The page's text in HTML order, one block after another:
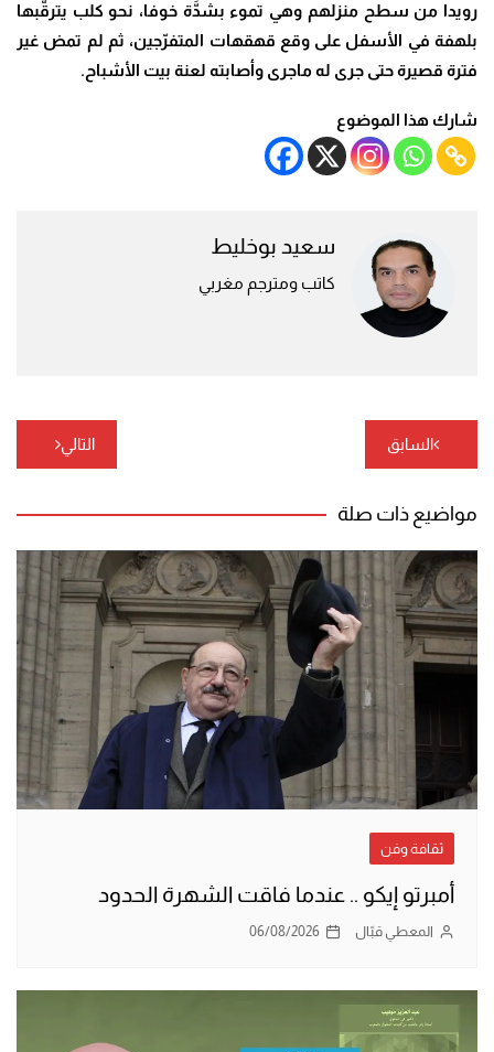
رويدا من سطح منزلهم وهي تموء بشدَّة خوفا، نحو كلب يترقَّبها
بلهفة في الأسفل على وقع قهقهات المتفرّجين، ثم لم تمض غير
فترة قصيرة حتى جرى له ماجرى وأصابته لعنة بيت الأشباح.
شارك هذا الموضوع
سعيد بوخليط
كاتب ومترجم مغربي
تصفّح
المقالات
السابق التالي
مواضيع ذات صلة
ثقافة وفن
أمبرتو إيكو .. عندما فاقت الشهرة الحدود
المعطي قبّال 06/08/2026